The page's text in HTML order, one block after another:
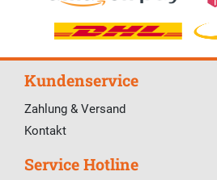
Kundenservice
Zahlung & Versand
Kontakt
Service Hotline